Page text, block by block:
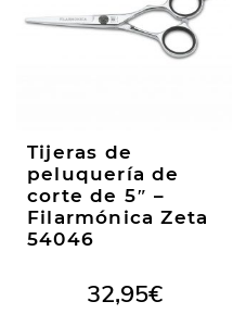
Tijeras de
peluquería de
corte de 5″ –
Filarmónica Zeta
54046
32,95€